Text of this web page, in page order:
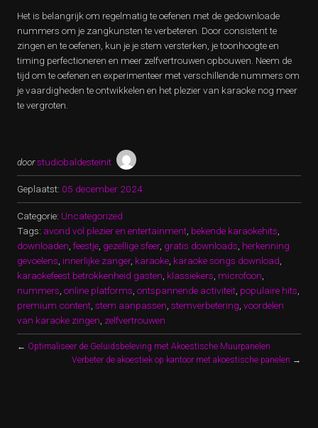
Het is belangrijk om regelmatig te oefenen met de gedownloade
nummers om je zangkunsten te verbeteren. Door consistent te
zingen en te oefenen, kun je je stem versterken, je toonhoogte en
timing perfectioneren en meer zelfvertrouwen opbouwen. Neem de
tijd om te oefenen en experimenteer met verschillende nummers om
je vaardigheden te ontwikkelen en het plezier van karaoke nog meer
te vergroten.
doorstudiobaldesteinit
Geplaatst: 05 december 2024
Categorie: Uncategorized
Tags: avond vol plezier en entertainment bekende karaokehits
downloaden feestje gezellige sfeer, gratis downloads herkenning
gevoelens innerlijke zanger, karaoke karaoke songs download
karaokefeest betrokkenheid gasten klassiekers microfoon
nummers online platforms ontspannende activiteit populaire hits
premium content stem aanpassen stemverbetering voordelen
van karaoke zingen zelfvertrouwen
← Optimaliseer de Geluidsbeleving met Akoestische Muurpanelen
Verbeter de akoestiek op kantoor met akoestische panelen →